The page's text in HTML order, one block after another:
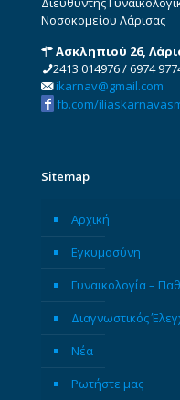
Νοσοκομείου Λάρισας
Ασκληπιού 26,
2413 014976/6974
ikarnav@gmail.com
fb.com/
Sitemap
Αρχική
Εγκυμοσύνη
Γυναικολογία –
Διαγνωστικός
Νέα
Ρωτήστε μας